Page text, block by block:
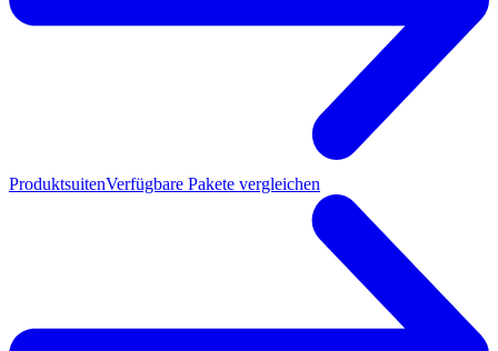
ProduktsuitenVerfügbare Pakete vergleichen